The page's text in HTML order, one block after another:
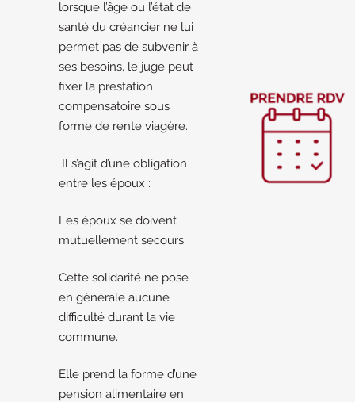
lorsque l’âge ou l’état de
santé du créancier ne lui
permet pas de subvenir à
ses besoins, le juge peut
fixer la prestation
compensatoire sous
forme de rente viagère.
Il s’agit d’une obligation
entre les époux :
Les époux se doivent
mutuellement secours.
Cette solidarité ne pose
en générale aucune
difficulté durant la vie
commune.
Elle prend la forme d’une
pension alimentaire en